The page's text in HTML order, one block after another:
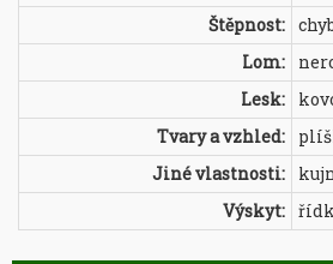
Štěpnost:
Lom:
Lesk:
Tvary a vzhled:
Jiné vlastnosti:
Výskyt: